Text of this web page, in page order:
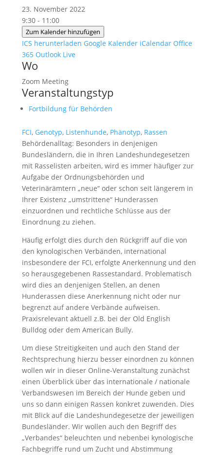
23. November 2022
9:30 - 11:00
Zum Kalender hinzufügen
ICS herunterladen Google Kalender iCalendar Office
365 Outlook Live
Wo
Zoom Meeting
Veranstaltungstyp
Fortbildung für Behörden
FCI, Genotyp, Listenhunde, Phänotyp, Rassen
Behördenalltag: Besonders in denjenigen
Bundesländern, die in Ihren Landeshundegesetzen
mit Rasselisten arbeiten, wird es immer häufiger zur
Aufgabe der Ordnungsbehörden und
Veterinärämtern „neue“ oder schon seit längerem in
Ihrer Existenz „umstrittene“ Hunderassen
einzuordnen und rechtliche Schlüsse aus der
Einordnung zu ziehen.
Häufig erfolgt dies durch den Rückgriff auf die von
den kynologischen Verbänden, international
insbesondere der FCI, erfolgte Anerkennung und den
so herausgegebenen Rassestandard. Problematisch
wird dies an denjenigen Stellen, an denen
Hunderassen diese Anerkennung nicht oder nur
begrenzt auf andere Verbände aufweisen.
Praxisrelevant aktuell z.B. bei der Old English
Bulldog oder dem American Bully.
Um diese Streitigkeiten und auch den Stand der
Rechtsprechung hierzu besser einordnen zu können
wollen wir in dieser Online-Veranstaltung zunächst
einen Überblick über das internationale / nationale
Verbandswesen im Bereich der Hunde geben und
uns so dann einigen Rassen konkret zuwenden. Dies
mit Blick auf die Landeshundegesetze der jeweiligen
Bundesländer. Wir wollen auch den Begriff des
„Verbandes“ beleuchten und nebenbei kynologische
Fachbegriffe rund um Zucht und Abstimmung